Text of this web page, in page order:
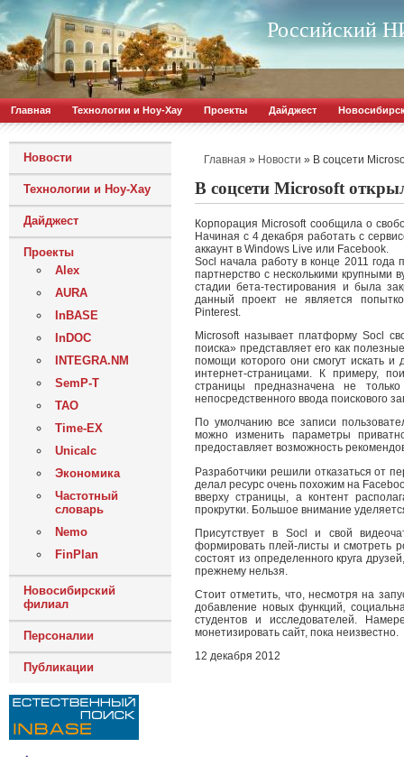
Российский
Главная Технологии и Ноу-Хау Проекты Дайджест
Новости
Технологии и Ноу-Хау
Дайджест
Проекты
Alex
AURA
InBASE
InDOC
INTEGRA.NM
SemP-T
ТАО
Time-EX
Unicalc
Экономика
Частотный
словарь
Nemo
FinPlan
Новосибирский
филиал
Персоналии
Публикации
Главная » Новости » В соцсети
В соцсети Microsoft
Корпорация Microsoft сообщила о
Начиная с 4 декабря работать с
аккаунт в Windows Live или Facebook.
Socl начала работу в конце 2011 года
партнерство с несколькими крупными
стадии бета-тестирования и была
данный проект не является
Pinterest.
Microsoft называет платформу Socl
поиска» представляет его как
помощи которого они смогут искать
интернет-страницами. К примеру,
страницы предназначена не
непосредственного ввода поискового
По умолчанию все записи
можно изменить параметры
предоставляет возможность
Разработчики решили отказаться от
делал ресурс очень похожим на
вверху страницы, а контент
прокрутки. Большое внимание
Присутствует в Socl и свой
формировать плей-листы и смотреть
состоят из определенного круга
прежнему нельзя.
Стоит отметить, что, несмотря на
добавление новых функций,
студентов и исследователей.
монетизировать сайт, пока неизвестно.
12 декабря 2012